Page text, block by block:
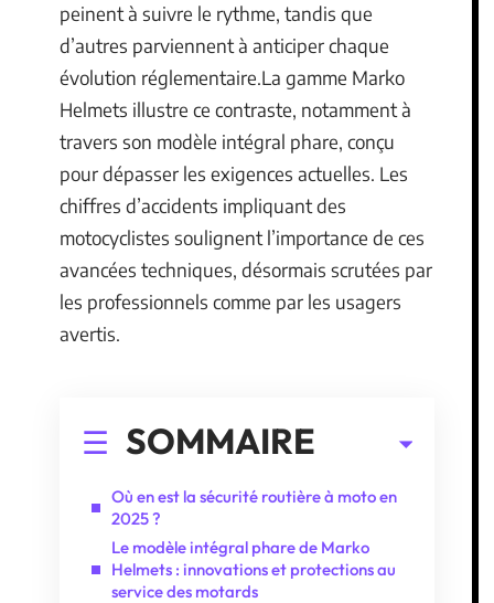
peinent à suivre le rythme, tandis que
d’autres parviennent à anticiper chaque
évolution réglementaire.La gamme Marko
Helmets illustre ce contraste, notamment à
travers son modèle intégral phare, conçu
pour dépasser les exigences actuelles. Les
chiffres d’accidents impliquant des
motocyclistes soulignent l’importance de ces
avancées techniques, désormais scrutées par
les professionnels comme par les usagers
avertis.
SOMMAIRE
Où en est la sécurité routière à moto en
2025 ?
Le modèle intégral phare de Marko
Helmets : innovations et protections au
service des motards